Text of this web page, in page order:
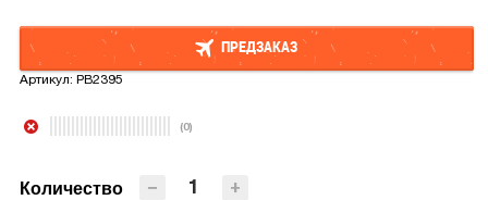
ПРЕДЗАКАЗ
Артикул:PB2395
(0)
Количество +
−